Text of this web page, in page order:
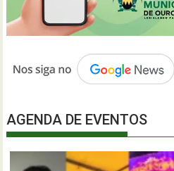
AGENDA DE EVENTOS